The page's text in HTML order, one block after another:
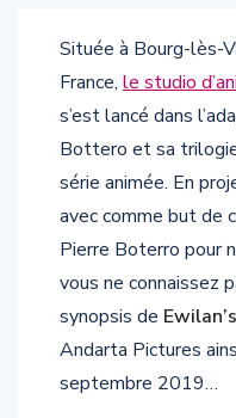
Située à Bourg-lès-
France, le studio
s’est lancé dans
Bottero et sa
série animée. En
avec comme but de
Pierre Boterro pour
vous ne connaissez
synopsis de
Andarta Pictures
septembre 2019…